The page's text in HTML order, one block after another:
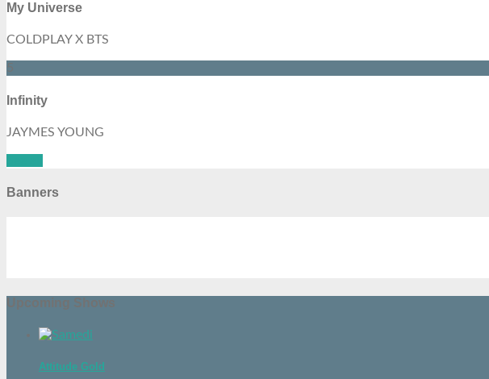
My Universe
COLDPLAY X BTS
5
Infinity
JAYMES YOUNG
Banners
Upcoming Shows
Attitude Gold